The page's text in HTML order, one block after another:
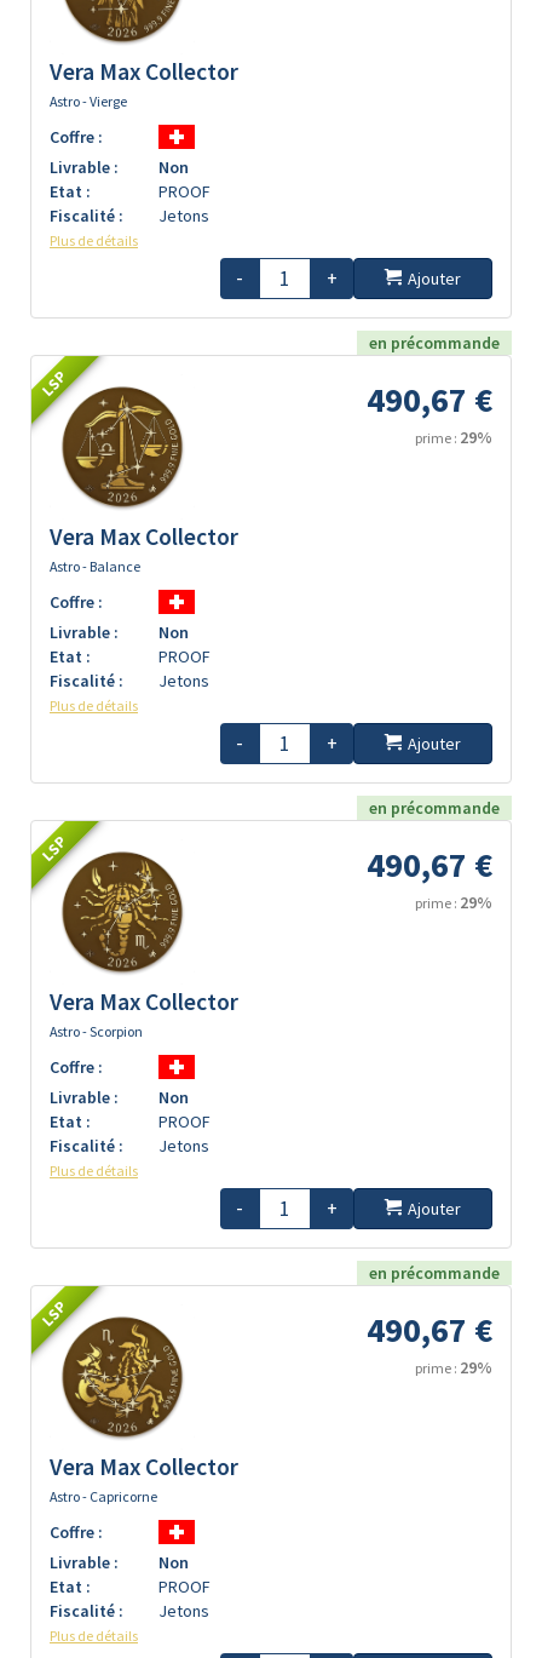
Vera Max Collector
Astro - Vierge
Coffre :
Livrable :
Non
Etat :
PROOF
Fiscalité :
Jetons
Plus de détails
- + Ajouter
en précommande
LSP 490,67 €
prime : 29%
Vera Max Collector
Astro - Balance
Coffre :
Livrable :
Non
Etat :
PROOF
Fiscalité :
Jetons
Plus de détails
- + Ajouter
en précommande
LSP 490,67 €
prime : 29%
Vera Max Collector
Astro - Scorpion
Coffre :
Livrable :
Non
Etat :
PROOF
Fiscalité :
Jetons
Plus de détails
- + Ajouter
en précommande
LSP 490,67 €
prime : 29%
Vera Max Collector
Astro - Capricorne
Coffre :
Livrable :
Non
Etat :
PROOF
Fiscalité :
Jetons
Plus de détails